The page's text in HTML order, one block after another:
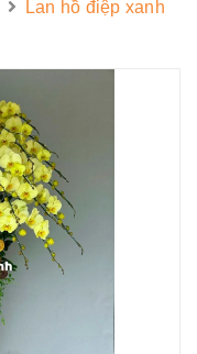
Lan hồ điệp xanh